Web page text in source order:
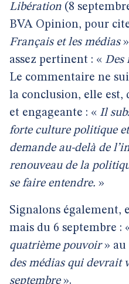
Libération (8
BVA Opinion, pour
Français et les médias
assez pertinent : « Des
Le commentaire ne
la conclusion, elle est,
et engageante : « Il
forte culture politique
demande au-delà de
renouveau de la
se faire entendre. »
Signalons également,
mais du 6 septembre :
quatrième pouvoir» au
des médias qui devrait
septembre».